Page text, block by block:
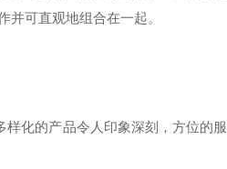
可直观地组合在一起。
化的产品令人印象深刻，方位的服